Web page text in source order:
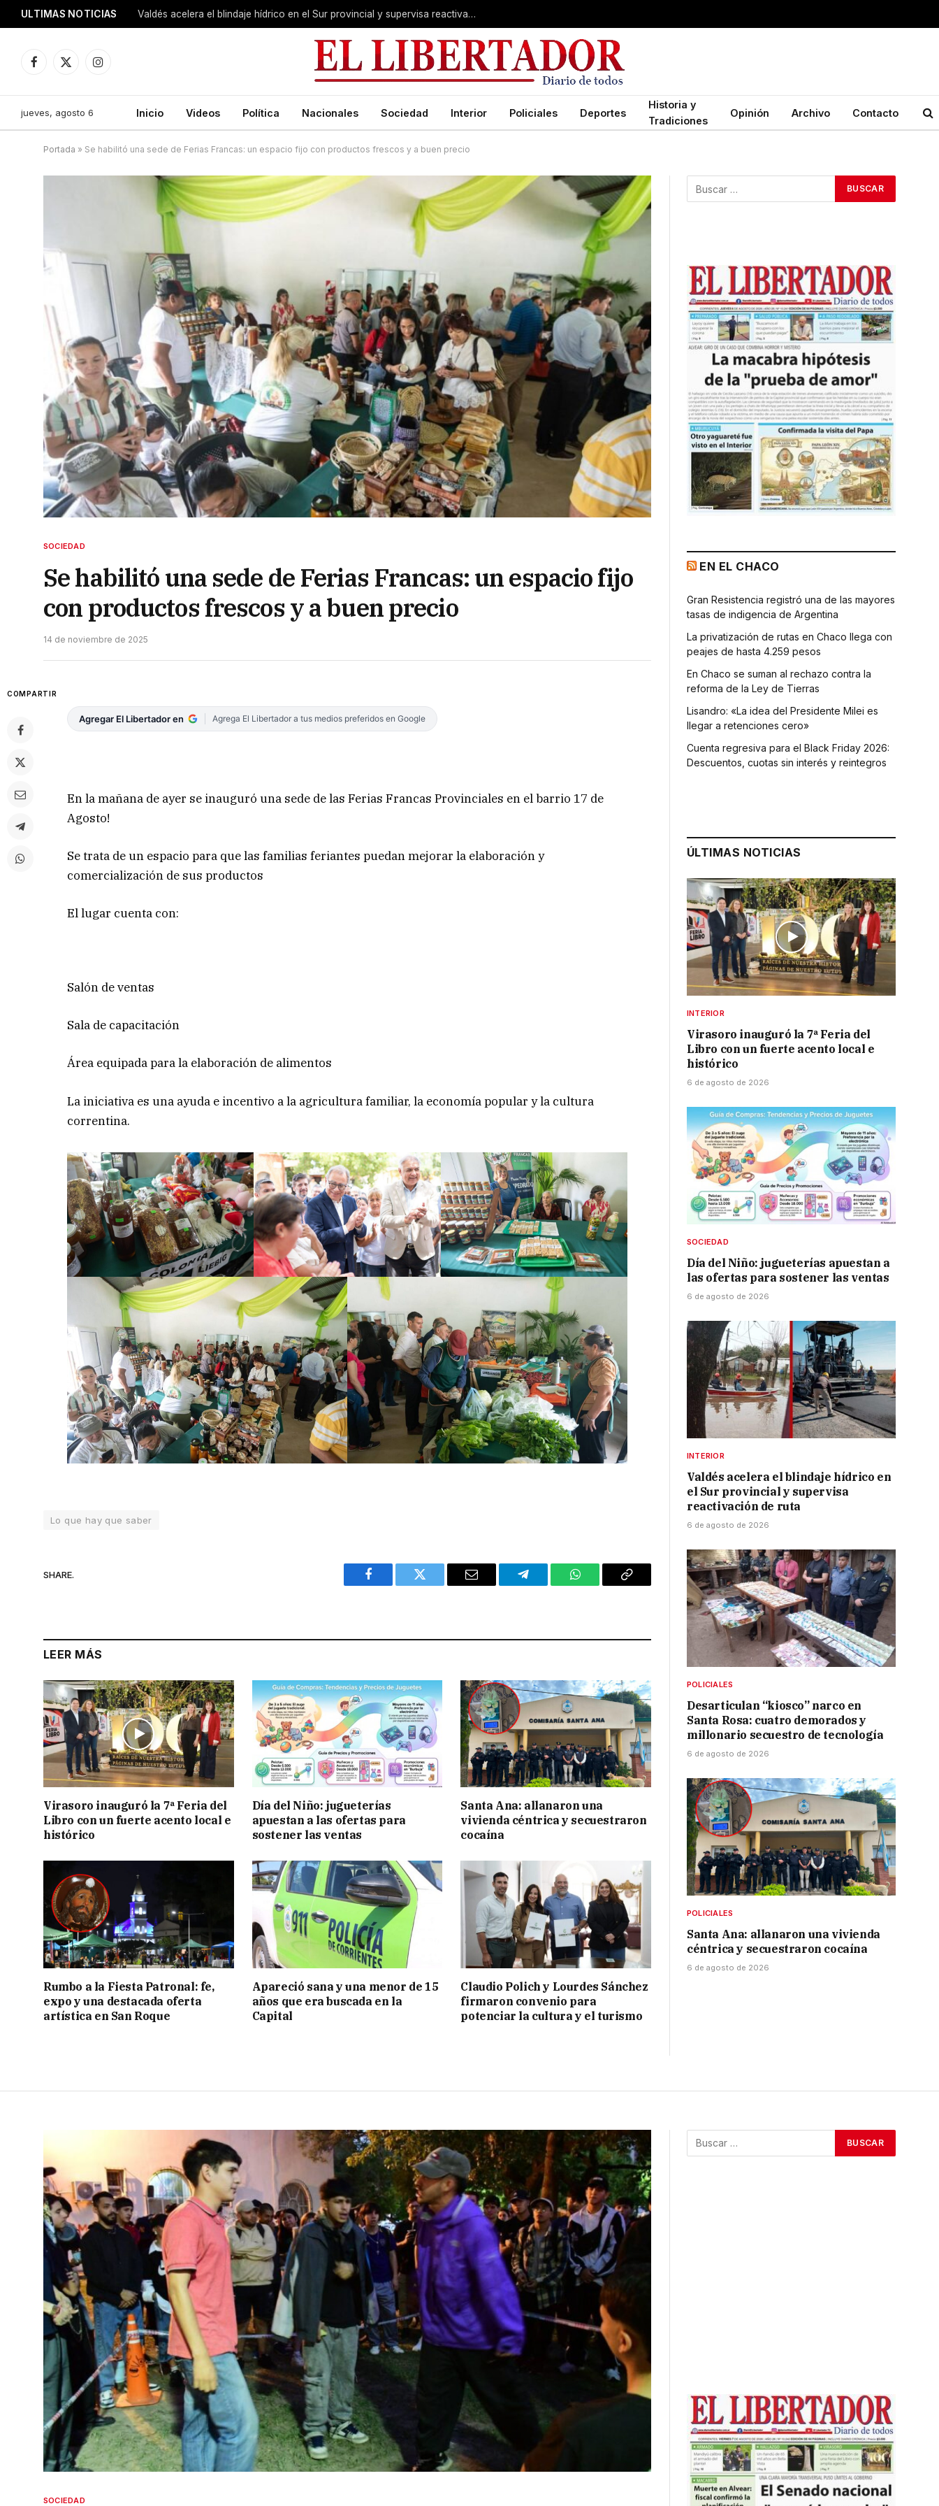
ULTIMAS NOTICIAS Valdés acelera el blindaje hídrico en el Sur provincial y supervisa reactivación de ruta
Facebook
X
Instagram
jueves, agosto 6 Inicio Videos Política Nacionales Sociedad Interior Policiales Deportes
Historia y
Tradiciones
Opinión Archivo Contacto
Portada » Se habilitó una sede de Ferias Francas: un espacio fijo con productos frescos y a buen precio
SOCIEDAD
Se habilitó una sede de Ferias Francas: un espacio fijo
con productos frescos y a buen precio
14 de noviembre de 2025
COMPARTIR
Agregar El Libertador en Agrega El Libertador a tus medios preferidos en Google
En la mañana de ayer se inauguró una sede de las Ferias Francas Provinciales en el barrio 17 de
Agosto!
Se trata de un espacio para que las familias feriantes puedan mejorar la elaboración y
comercialización de sus productos
El lugar cuenta con:
Salón de ventas
Sala de capacitación
Área equipada para la elaboración de alimentos
La iniciativa es una ayuda e incentivo a la agricultura familiar, la economía popular y la cultura
correntina.
Lo que hay que saber
SHARE.
Facebook Twitter Email Telegram WhatsAppCopy
LEER MÁS
Virasoro inauguró la 7ª Feria del
Libro con un fuerte acento local e
histórico
Día del Niño: jugueterías
apuestan a las ofertas para
sostener las ventas
Santa Ana: allanaron una
vivienda céntrica y secuestraron
cocaína
Rumbo a la Fiesta Patronal: fe,
expo y una destacada oferta
artística en San Roque
Apareció sana y una menor de 15
años que era buscada en la
Capital
Claudio Polich y Lourdes Sánchez
firmaron convenio para
potenciar la cultura y el turismo
EN EL CHACO
Gran Resistencia registró una de las mayores
tasas de indigencia de Argentina
La privatización de rutas en Chaco llega con
peajes de hasta 4.259 pesos
En Chaco se suman al rechazo contra la
reforma de la Ley de Tierras
Lisandro: «La idea del Presidente Milei es
llegar a retenciones cero»
Cuenta regresiva para el Black Friday 2026:
Descuentos, cuotas sin interés y reintegros
ÚLTIMAS NOTICIAS
INTERIOR
Virasoro inauguró la 7ª Feria del
Libro con un fuerte acento local e
histórico
6 de agosto de 2026
SOCIEDAD
Día del Niño: jugueterías apuestan a
las ofertas para sostener las ventas
6 de agosto de 2026
INTERIOR
Valdés acelera el blindaje hídrico en
el Sur provincial y supervisa
reactivación de ruta
6 de agosto de 2026
POLICIALES
Desarticulan “kiosco” narco en
Santa Rosa: cuatro demorados y
millonario secuestro de tecnología
6 de agosto de 2026
POLICIALES
Santa Ana: allanaron una vivienda
céntrica y secuestraron cocaína
6 de agosto de 2026
SOCIEDAD